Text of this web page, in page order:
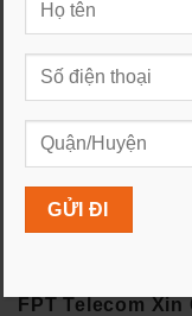
Sinh nhật FPT
năm phát triển bền
FPT Telecom Xin